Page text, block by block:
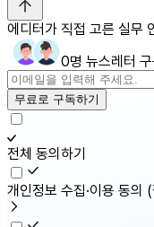
에디터가 직접 고른 실무
0명 뉴스레터
무료로 구독하기
전체 동의하기
개인정보 수집·이용 동의